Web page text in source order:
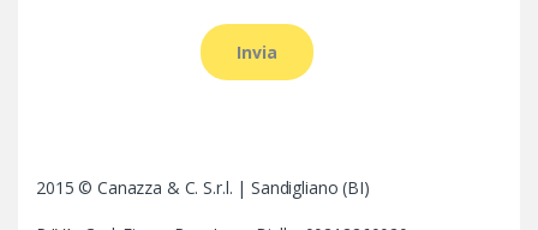
2015 © Canazza & C. S.r.l. | Sandigliano (BI)